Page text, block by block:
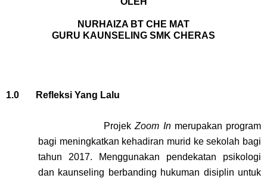
NURHAIZA BT CHE MAT
GURU KAUNSELING SMK CHERAS
1.0 Refleksi Yang Lalu
ProjekZoom Inmerupakan program
bagi meningkatkan kehadiran murid ke sekolah bagi
tahun 2017. Menggunakan pendekatan psikologi
dan kaunseling berbanding hukuman disiplin untuk